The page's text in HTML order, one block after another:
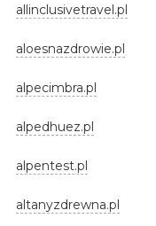
allinclusivetravel.pl
aloesnazdrowie.pl
alpecimbra.pl
alpedhuez.pl
alpentest.pl
altanyzdrewna.pl